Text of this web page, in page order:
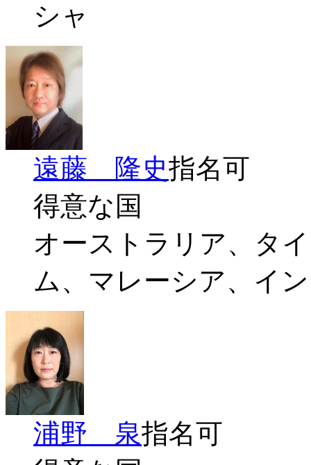
シャ
遠藤 隆史指名可
得意な国
オーストラリア、タ
ム、マレーシア、イ
浦野 泉指名可